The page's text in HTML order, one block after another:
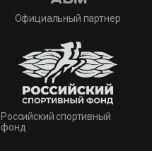
Официальный партнер
Российский спортивный
фонд